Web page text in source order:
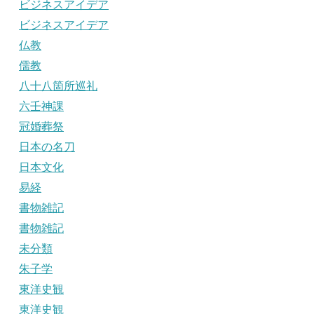
ビジネスアイデア
ビジネスアイデア
仏教
儒教
八十八箇所巡礼
六壬神課
冠婚葬祭
日本の名刀
日本文化
易経
書物雑記
書物雑記
未分類
朱子学
東洋史観
東洋史観